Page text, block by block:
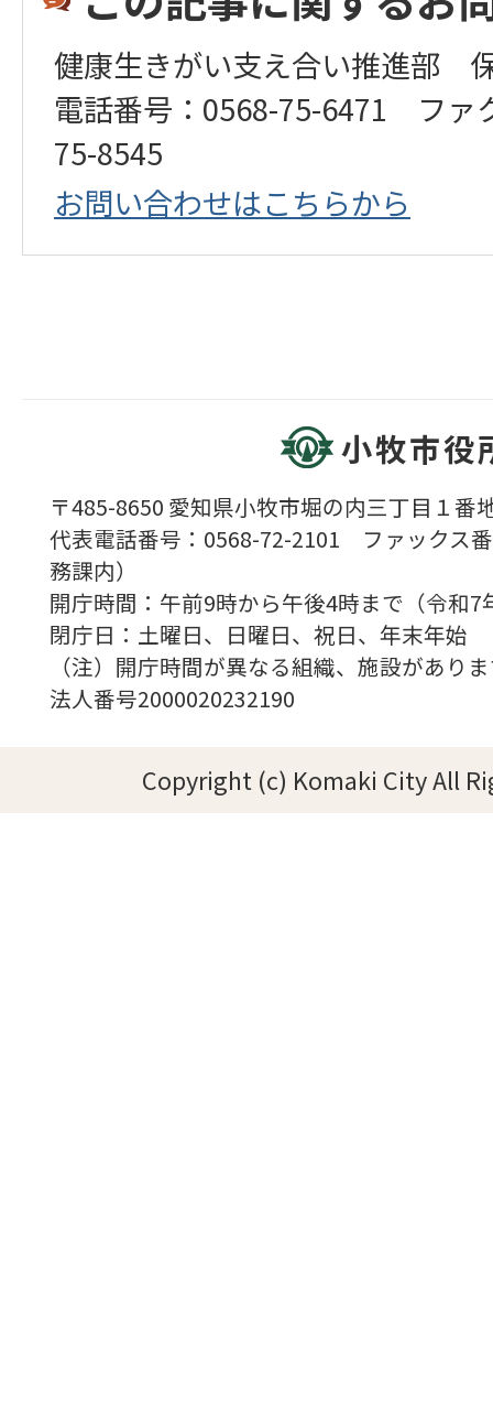
健康生きがい支え合い推進部
電話番号：0568-75-6471 ファ
75-8545
お問い合わせはこちらから
小牧市役
〒485-8650 愛知県小牧市堀の内三丁目１番
代表電話番号：0568-72-2101 ファックス
務課内）
開庁時間：午前9時から午後4時まで（令
閉庁日：土曜日、日曜日、祝日、年末年始
（注）開庁時間が異なる組織、施設があり
法人番号2000020232190
Copyright (c) Komaki City All